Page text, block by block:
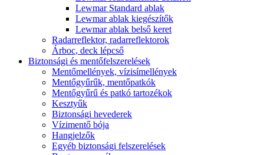
Lewmar Standard ablak
Lewmar ablak kiegészítők
Lewmar ablak belső keret
Radarreflektor, radarreflektorok
Árboc, deck lépcső
Biztonsági és mentőfelszerelések
Mentőmellények, vízisímellények
Mentőgyűrűk, mentőpatkók
Mentőgyűrű és patkó tartozékok
Kesztyűk
Biztonsági hevederek
Vízimentő bója
Hangjelzők
Egyéb biztonsági felszerelések